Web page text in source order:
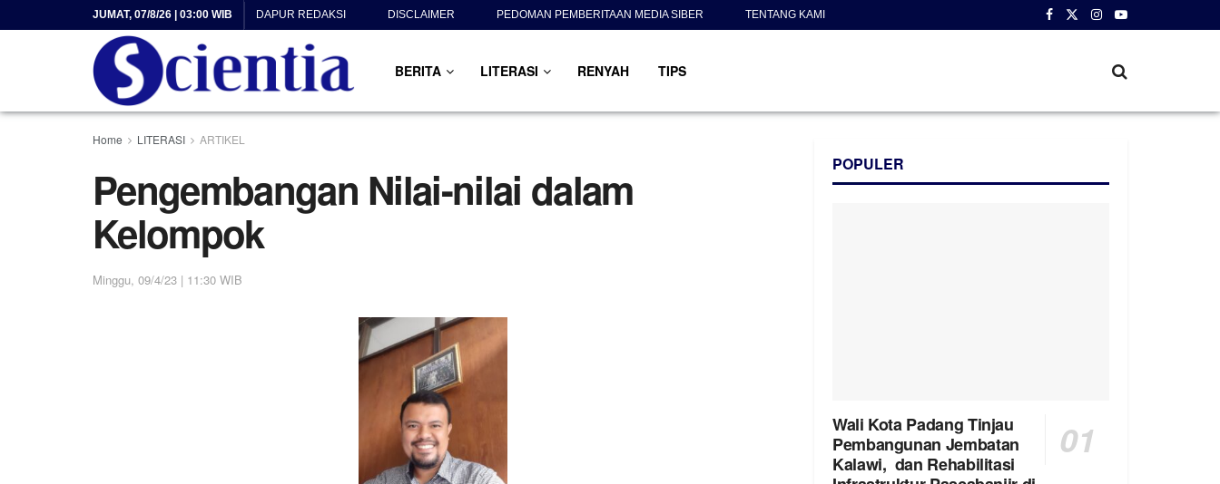
JUMAT, 07/8/26 | 03:00 WIB DAPUR REDAKSI DISCLAIMER PEDOMAN PEMBERITAAN MEDIA SIBER TENTANG KAMI
BERITA LITERASI RENYAH TIPS
Home LITERASI ARTIKEL
Pengembangan Nilai-nilai dalam
Kelompok
Minggu, 09/4/23 | 11:30 WIB
POPULER
Wali Kota Padang Tinjau
Pembangunan Jembatan
Kalawi, dan Rehabilitasi